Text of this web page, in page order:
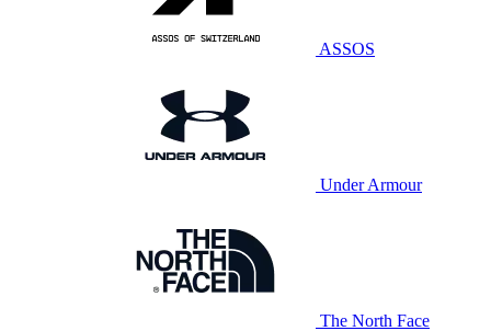
ASSOS
Under Armour
The North Face